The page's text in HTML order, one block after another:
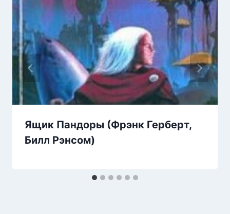
Ящик Пандоры (Фрэнк Герберт,
Билл Рэнсом)